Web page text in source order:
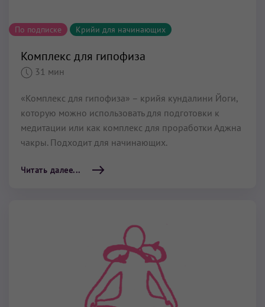
По подписке Крийи для начинающих
Комплекс для гипофиза
31 мин
«Комплекс для гипофиза» – крийя кундалини Йоги,
которую можно использовать для подготовки к
медитации или как комплекс для проработки Аджна
чакры. Подходит для начинающих.
Читать далее...